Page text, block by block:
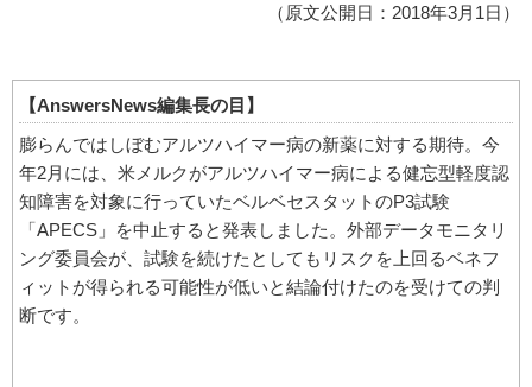
（原文公開日：2018年3月1日）
【AnswersNews編集長の目】
膨らんではしぼむアルツハイマー病の新薬に対する期待。今
年2月には、米メルクがアルツハイマー病による健忘型軽度認
知障害を対象に行っていたベルベセスタットのP3試験
「APECS」を中止すると発表しました。外部データモニタリ
ング委員会が、試験を続けたとしてもリスクを上回るベネフ
ィットが得られる可能性が低いと結論付けたのを受けての判
断です。